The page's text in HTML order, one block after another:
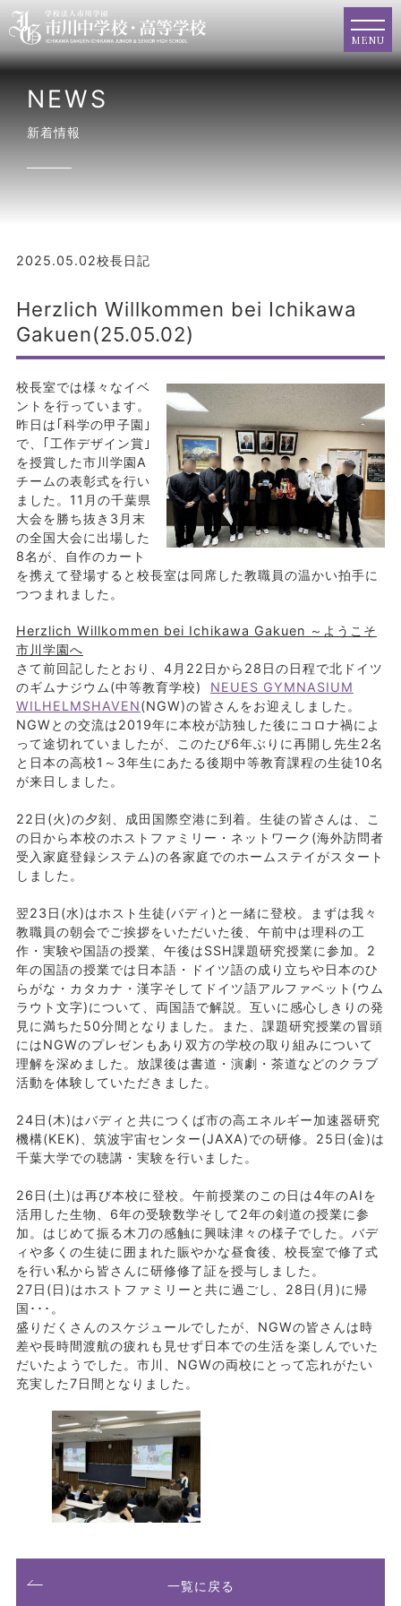
MENU
NEWS
新着情報
2025.05.02校長日記
Herzlich Willkommen bei Ichikawa
Gakuen(25.05.02)
校長室では様々なイベ
ントを行っています。
昨日は｢科学の甲子園｣
で、｢工作デザイン賞｣
を授賞した市川学園A
チームの表彰式を行い
ました。11月の千葉県
大会を勝ち抜き3月末
の全国大会に出場した
8名が、自作のカート
を携えて登場すると校長室は同席した教職員の温かい拍手に
つつまれました。
Herzlich Willkommen bei Ichikawa Gakuen ～ようこそ
市川学園へ
さて前回記したとおり、4月22日から28日の日程で北ドイツ
のギムナジウム(中等教育学校) NEUES GYMNASIUM
WILHELMSHAVEN(NGW)の皆さんをお迎えしました。
NGWとの交流は2019年に本校が訪独した後にコロナ禍によ
って途切れていましたが、このたび6年ぶりに再開し先生2名
と日本の高校1～3年生にあたる後期中等教育課程の生徒10名
が来日しました。
22日(火)の夕刻、成田国際空港に到着。生徒の皆さんは、こ
の日から本校のホストファミリー・ネットワーク(海外訪問者
受入家庭登録システム)の各家庭でのホームステイがスタート
しました。
翌23日(水)はホスト生徒(バディ)と一緒に登校。まずは我々
教職員の朝会でご挨拶をいただいた後、午前中は理科の工
作・実験や国語の授業、午後はSSH課題研究授業に参加。2
年の国語の授業では日本語・ドイツ語の成り立ちや日本のひ
らがな・カタカナ・漢字そしてドイツ語アルファベット(ウム
ラウト文字)について、両国語で解説。互いに感心しきりの発
見に満ちた50分間となりました。また、課題研究授業の冒頭
にはNGWのプレゼンもあり双方の学校の取り組みについて
理解を深めました。放課後は書道・演劇・茶道などのクラブ
活動を体験していただきました。
24日(木)はバディと共につくば市の高エネルギー加速器研究
機構(KEK)、筑波宇宙センター(JAXA)での研修。25日(金)は
千葉大学での聴講・実験を行いました。
26日(土)は再び本校に登校。午前授業のこの日は4年のAIを
活用した生物、6年の受験数学そして2年の剣道の授業に参
加。はじめて振る木刀の感触に興味津々の様子でした。バデ
ィや多くの生徒に囲まれた賑やかな昼食後、校長室で修了式
を行い私から皆さんに研修修了証を授与しました。
27日(日)はホストファミリーと共に過ごし、28日(月)に帰
国･･･。
盛りだくさんのスケジュールでしたが、NGWの皆さんは時
差や長時間渡航の疲れも見せず日本での生活を楽しんでいた
だいたようでした。市川、NGWの両校にとって忘れがたい
充実した7日間となりました。
一覧に戻る